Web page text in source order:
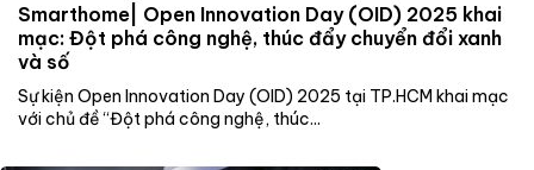
Smarthome| Open Innovation Day (OID) 2025 khai
mạc: Đột phá công nghệ, thúc đẩy chuyển đổi xanh
và số
Sự kiện Open Innovation Day (OID) 2025 tại TP.HCM khai mạc
với chủ đề “Đột phá công nghệ, thúc...